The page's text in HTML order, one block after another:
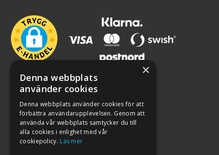
×
Denna webbplats
använder cookies
Denna webbplats använder cookies för att
förbättra användarupplevelsen. Genom att
använda vår webbplats samtycker du till
alla cookies i enlighet med vår
cookiepolicy. Läs mer